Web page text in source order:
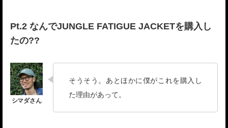
Pt.2 なんでJUNGLE FATIGUE JACKETを購入し
たの??
そうそう。あとほかに僕がこれを購入し
た理由があって。